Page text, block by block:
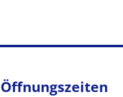
Öffnungszeiten